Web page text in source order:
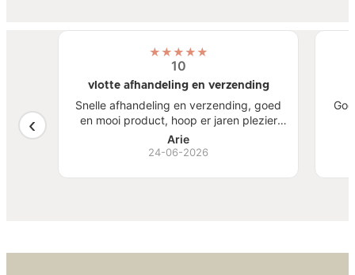
mooi
★★★★★
10
vlotte afhandeling en verzending
Snelle afhandeling en verzending, goed
en mooi product, hoop er jaren plezier
van te hebben.
Arie
24-06-2026